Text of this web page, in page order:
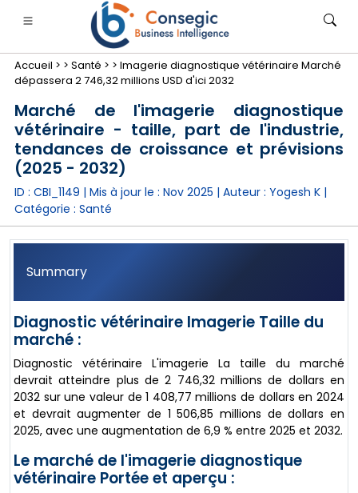
services financiers et assurance
• Biens de consommation• Énergie et électricité
• étude de cas
Accueil > > Santé > > Imagerie diagnostique vétérinaire Marché
dépassera 2 746,32 millions USD d'ici 2032
Marché de l'imagerie diagnostique
vétérinaire - taille, part de l'industrie,
tendances de croissance et prévisions
(2025 - 2032)
ID : CBI_1149 | Mis à jour le : Nov 2025 | Auteur : Yogesh K|
Catégorie : Santé
Summary
Diagnostic vétérinaire Imagerie Taille du
marché :
Diagnostic vétérinaire L'imagerie La taille du marché
devrait atteindre plus de 2 746,32 millions de dollars en
2032 sur une valeur de 1 408,77 millions de dollars en 2024
et devrait augmenter de 1 506,85 millions de dollars en
2025, avec une augmentation de 6,9 % entre 2025 et 2032.
Le marché de l'imagerie diagnostique
vétérinaire Portée et aperçu :